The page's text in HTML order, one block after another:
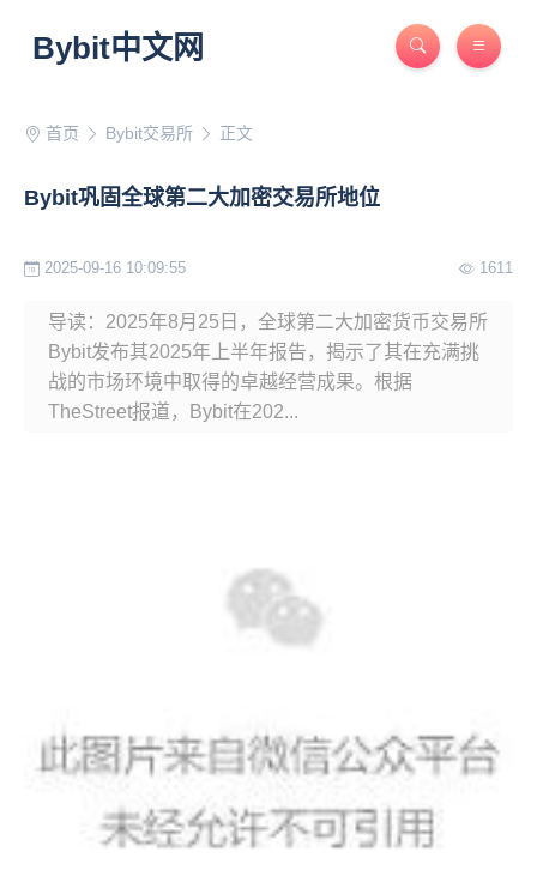
Bybit中文网
首页 Bybit交易所 正文
Bybit巩固全球第二大加密交易所地位
2025-09-16 10:09:55 1611
导读：2025年8月25日，全球第二大加密货币交易所
Bybit发布其2025年上半年报告，揭示了其在充满挑
战的市场环境中取得的卓越经营成果。根据
TheStreet报道，Bybit在202...